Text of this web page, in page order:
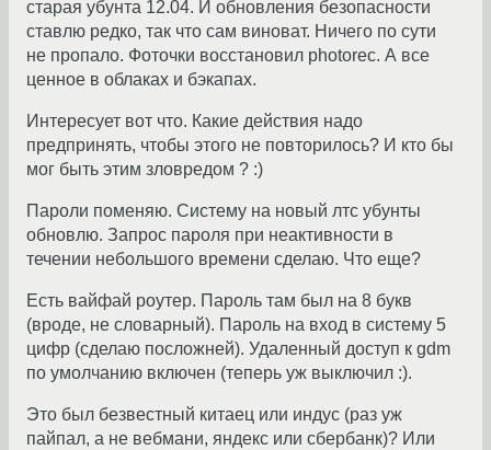
старая убунта 12.04. И обновления безопасности
ставлю редко, так что сам виноват. Ничего по сути
не пропало. Фоточки восстановил photorec. А все
ценное в облаках и бэкапах.
Интересует вот что. Какие действия надо
предпринять, чтобы этого не повторилось? И кто бы
мог быть этим зловредом ? :)
Пароли поменяю. Систему на новый лтс убунты
обновлю. Запрос пароля при неактивности в
течении небольшого времени сделаю. Что еще?
Есть вайфай роутер. Пароль там был на 8 букв
(вроде, не словарный). Пароль на вход в систему 5
цифр (сделаю посложней). Удаленный доступ к gdm
по умолчанию включен (теперь уж выключил :).
Это был безвестный китаец или индус (раз уж
пайпал, а не вебмани, яндекс или сбербанк)? Или